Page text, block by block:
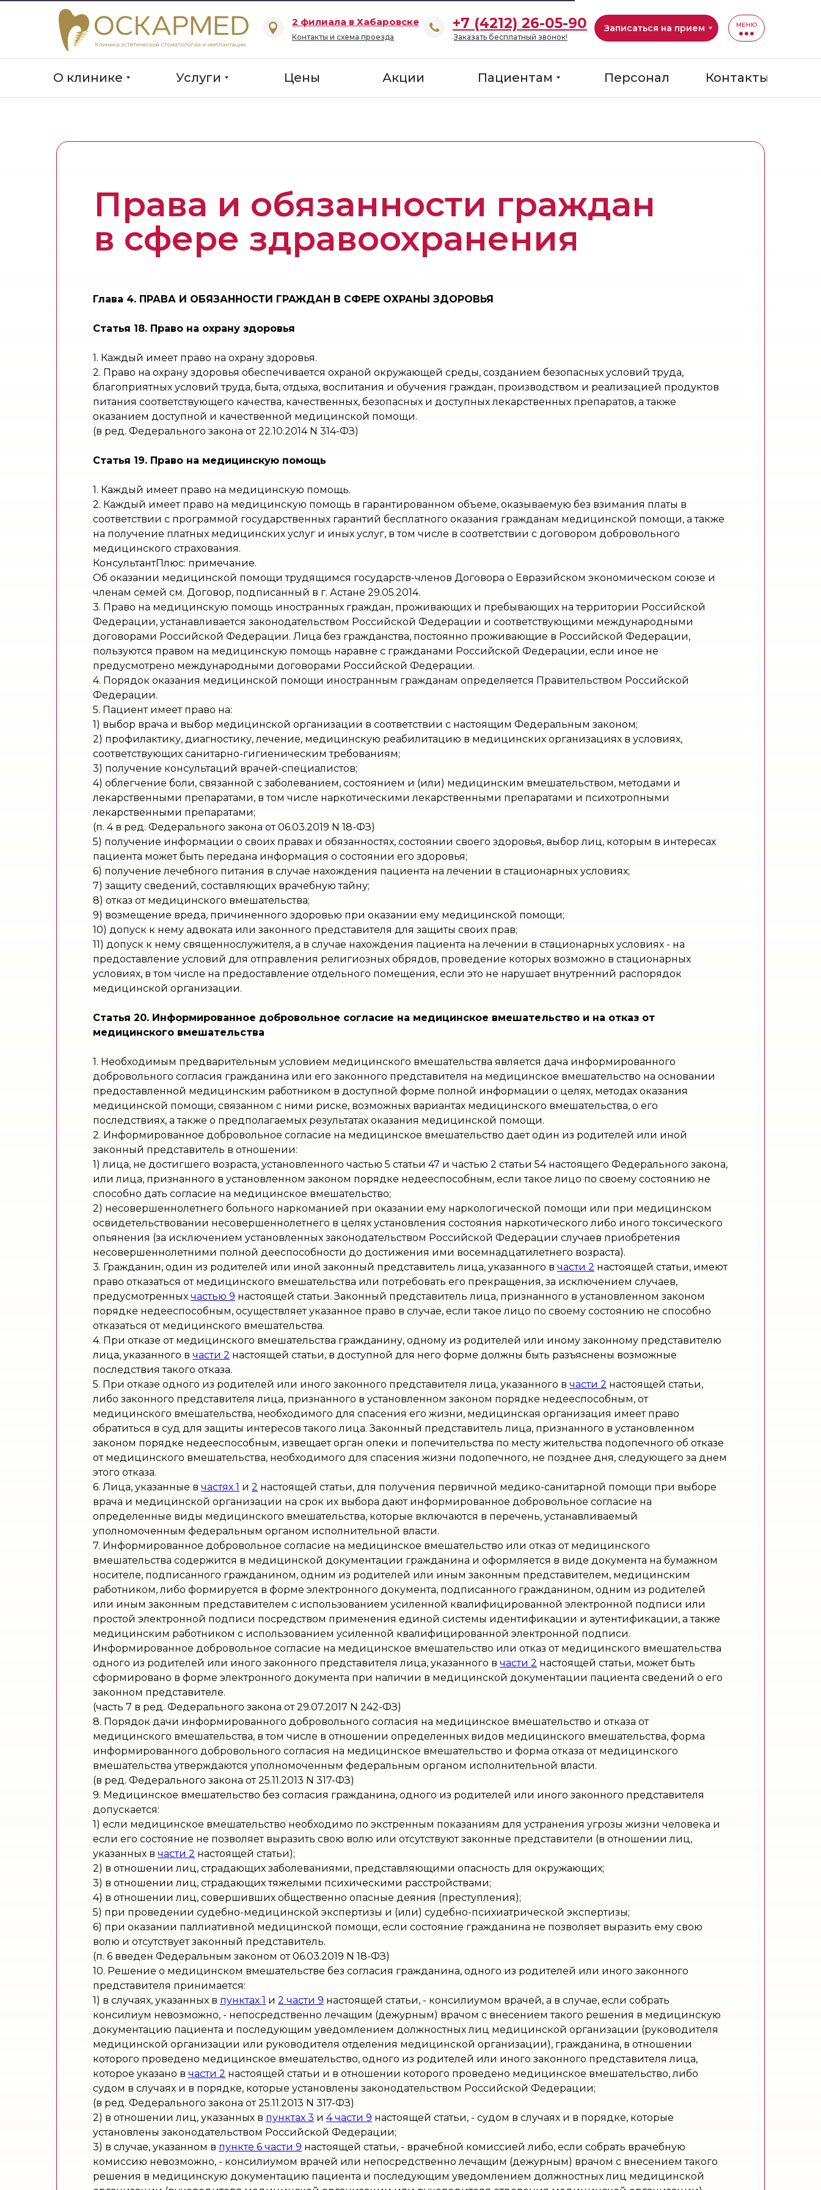
2 филиала в Хабаровске
Контакты и схема проезда Заказать бесплатный звонок!
МЕНЮ
Записаться на прием
О клинике Цены
+7 (4212) 26-05-90
Персонал Контакты
Услуги Пациентам
Акции
Права и обязанности граждан
в сфере здравоохранения
Глава 4. ПРАВА И ОБЯЗАННОСТИ ГРАЖДАН В СФЕРЕ ОХРАНЫ ЗДОРОВЬЯ
Статья 18. Право на охрану здоровья
1. Каждый имеет право на охрану здоровья.
2. Право на охрану здоровья обеспечивается охраной окружающей среды, созданием безопасных условий труда,
благоприятных условий труда, быта, отдыха, воспитания и обучения граждан, производством и реализацией продуктов
питания соответствующего качества, качественных, безопасных и доступных лекарственных препаратов, а также
оказанием доступной и качественной медицинской помощи.
(в ред. Федерального закона от 22.10.2014 N 314-ФЗ)
Статья 19. Право на медицинскую помощь
1. Каждый имеет право на медицинскую помощь.
2. Каждый имеет право на медицинскую помощь в гарантированном объеме, оказываемую без взимания платы в
соответствии с программой государственных гарантий бесплатного оказания гражданам медицинской помощи, а также
на получение платных медицинских услуг и иных услуг, в том числе в соответствии с договором добровольного
медицинского страхования.
КонсультантПлюс: примечание.
Об оказании медицинской помощи трудящимся государств-членов Договора о Евразийском экономическом союзе и
членам семей см. Договор, подписанный в г. Астане 29.05.2014.
3. Право на медицинскую помощь иностранных граждан, проживающих и пребывающих на территории Российской
Федерации, устанавливается законодательством Российской Федерации и соответствующими международными
договорами Российской Федерации. Лица без гражданства, постоянно проживающие в Российской Федерации,
пользуются правом на медицинскую помощь наравне с гражданами Российской Федерации, если иное не
предусмотрено международными договорами Российской Федерации.
4. Порядок оказания медицинской помощи иностранным гражданам определяется Правительством Российской
Федерации.
5. Пациент имеет право на:
1) выбор врача и выбор медицинской организации в соответствии с настоящим Федеральным законом;
2) профилактику, диагностику, лечение, медицинскую реабилитацию в медицинских организациях в условиях,
соответствующих санитарно-гигиеническим требованиям;
3) получение консультаций врачей-специалистов;
4) облегчение боли, связанной с заболеванием, состоянием и (или) медицинским вмешательством, методами и
лекарственными препаратами, в том числе наркотическими лекарственными препаратами и психотропными
лекарственными препаратами;
(п. 4 в ред. Федерального закона от 06.03.2019 N 18-ФЗ)
5) получение информации о своих правах и обязанностях, состоянии своего здоровья, выбор лиц, которым в интересах
пациента может быть передана информация о состоянии его здоровья;
6) получение лечебного питания в случае нахождения пациента на лечении в стационарных условиях;
7) защиту сведений, составляющих врачебную тайну;
8) отказ от медицинского вмешательства;
9) возмещение вреда, причиненного здоровью при оказании ему медицинской помощи;
10) допуск к нему адвоката или законного представителя для защиты своих прав;
11) допуск к нему священнослужителя, а в случае нахождения пациента на лечении в стационарных условиях - на
предоставление условий для отправления религиозных обрядов, проведение которых возможно в стационарных
условиях, в том числе на предоставление отдельного помещения, если это не нарушает внутренний распорядок
медицинской организации.
Статья 20. Информированное добровольное согласие на медицинское вмешательство и на отказ от
медицинского вмешательства
1. Необходимым предварительным условием медицинского вмешательства является дача информированного
добровольного согласия гражданина или его законного представителя на медицинское вмешательство на основании
предоставленной медицинским работником в доступной форме полной информации о целях, методах оказания
медицинской помощи, связанном с ними риске, возможных вариантах медицинского вмешательства, о его
последствиях, а также о предполагаемых результатах оказания медицинской помощи.
2. Информированное добровольное согласие на медицинское вмешательство дает один из родителей или иной
законный представитель в отношении:
1) лица, не достигшего возраста, установленного частью 5 статьи 47 и частью 2 статьи 54 настоящего Федерального закона,
или лица, признанного в установленном законом порядке недееспособным, если такое лицо по своему состоянию не
способно дать согласие на медицинское вмешательство;
2) несовершеннолетнего больного наркоманией при оказании ему наркологической помощи или при медицинском
освидетельствовании несовершеннолетнего в целях установления состояния наркотического либо иного токсического
опьянения (за исключением установленных законодательством Российской Федерации случаев приобретения
несовершеннолетними полной дееспособности до достижения ими восемнадцатилетнего возраста).
3. Гражданин, один из родителей или иной законный представитель лица, указанного в части 2 настоящей статьи, имеют
право отказаться от медицинского вмешательства или потребовать его прекращения, за исключением случаев,
предусмотренных частью 9 настоящей статьи. Законный представитель лица, признанного в установленном законом
порядке недееспособным, осуществляет указанное право в случае, если такое лицо по своему состоянию не способно
отказаться от медицинского вмешательства.
4. При отказе от медицинского вмешательства гражданину, одному из родителей или иному законному представителю
лица, указанного в части 2 настоящей статьи, в доступной для него форме должны быть разъяснены возможные
последствия такого отказа.
5. При отказе одного из родителей или иного законного представителя лица, указанного в части 2 настоящей статьи,
либо законного представителя лица, признанного в установленном законом порядке недееспособным, от
медицинского вмешательства, необходимого для спасения его жизни, медицинская организация имеет право
обратиться в суд для защиты интересов такого лица. Законный представитель лица, признанного в установленном
законом порядке недееспособным, извещает орган опеки и попечительства по месту жительства подопечного об отказе
от медицинского вмешательства, необходимого для спасения жизни подопечного, не позднее дня, следующего за днем
этого отказа.
6. Лица, указанные в частях 1 и 2 настоящей статьи, для получения первичной медико-санитарной помощи при выборе
врача и медицинской организации на срок их выбора дают информированное добровольное согласие на
определенные виды медицинского вмешательства, которые включаются в перечень, устанавливаемый
уполномоченным федеральным органом исполнительной власти.
7. Информированное добровольное согласие на медицинское вмешательство или отказ от медицинского
вмешательства содержится в медицинской документации гражданина и оформляется в виде документа на бумажном
носителе, подписанного гражданином, одним из родителей или иным законным представителем, медицинским
работником, либо формируется в форме электронного документа, подписанного гражданином, одним из родителей
или иным законным представителем с использованием усиленной квалифицированной электронной подписи или
простой электронной подписи посредством применения единой системы идентификации и аутентификации, а также
медицинским работником с использованием усиленной квалифицированной электронной подписи.
Информированное добровольное согласие на медицинское вмешательство или отказ от медицинского вмешательства
одного из родителей или иного законного представителя лица, указанного в части 2 настоящей статьи, может быть
сформировано в форме электронного документа при наличии в медицинской документации пациента сведений о его
законном представителе.
(часть 7 в ред. Федерального закона от 29.07.2017 N 242-ФЗ)
8. Порядок дачи информированного добровольного согласия на медицинское вмешательство и отказа от
медицинского вмешательства, в том числе в отношении определенных видов медицинского вмешательства, форма
информированного добровольного согласия на медицинское вмешательство и форма отказа от медицинского
вмешательства утверждаются уполномоченным федеральным органом исполнительной власти.
(в ред. Федерального закона от 25.11.2013 N 317-ФЗ)
9. Медицинское вмешательство без согласия гражданина, одного из родителей или иного законного представителя
допускается:
1) если медицинское вмешательство необходимо по экстренным показаниям для устранения угрозы жизни человека и
если его состояние не позволяет выразить свою волю или отсутствуют законные представители (в отношении лиц,
указанных в части 2 настоящей статьи);
2) в отношении лиц, страдающих заболеваниями, представляющими опасность для окружающих;
3) в отношении лиц, страдающих тяжелыми психическими расстройствами;
4) в отношении лиц, совершивших общественно опасные деяния (преступления);
5) при проведении судебно-медицинской экспертизы и (или) судебно-психиатрической экспертизы;
6) при оказании паллиативной медицинской помощи, если состояние гражданина не позволяет выразить ему свою
волю и отсутствует законный представитель.
(п. 6 введен Федеральным законом от 06.03.2019 N 18-ФЗ)
10. Решение о медицинском вмешательстве без согласия гражданина, одного из родителей или иного законного
представителя принимается:
1) в случаях, указанных в пунктах 1 и 2 части 9 настоящей статьи, - консилиумом врачей, а в случае, если собрать
консилиум невозможно, - непосредственно лечащим (дежурным) врачом с внесением такого решения в медицинскую
документацию пациента и последующим уведомлением должностных лиц медицинской организации (руководителя
медицинской организации или руководителя отделения медицинской организации), гражданина, в отношении
которого проведено медицинское вмешательство, одного из родителей или иного законного представителя лица,
которое указано в части 2 настоящей статьи и в отношении которого проведено медицинское вмешательство, либо
судом в случаях и в порядке, которые установлены законодательством Российской Федерации;
(в ред. Федерального закона от 25.11.2013 N 317-ФЗ)
2) в отношении лиц, указанных в пунктах 3 и 4 части 9 настоящей статьи, - судом в случаях и в порядке, которые
установлены законодательством Российской Федерации;
3) в случае, указанном в пункте 6 части 9 настоящей статьи, - врачебной комиссией либо, если собрать врачебную
комиссию невозможно, - консилиумом врачей или непосредственно лечащим (дежурным) врачом с внесением такого
решения в медицинскую документацию пациента и последующим уведомлением должностных лиц медицинской